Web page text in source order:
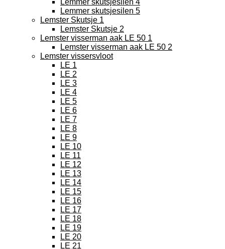
Lemmer skutsjesilen 4
Lemmer skutsjesilen 5
Lemster Skutsje 1
Lemster Skutsje 2
Lemster visserman aak LE 50 1
Lemster visserman aak LE 50 2
Lemster vissersvloot
LE 1
LE 2
LE 3
LE 4
LE 5
LE 6
LE 7
LE 8
LE 9
LE 10
LE 11
LE 12
LE 13
LE 14
LE 15
LE 16
LE 17
LE 18
LE 19
LE 20
LE 21